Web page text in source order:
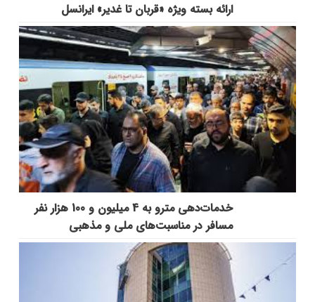
ارائه بسته ویژه «قربان تا غدیر» ایرانسل
خدمات‌دهي مترو به 4 ميليون و 100 هزار نفر
مسافر در مناسبت‌هاي ملي و مذهبي